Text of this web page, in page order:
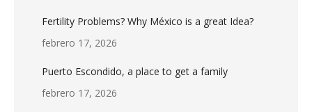
Fertility Problems? Why México is a great Idea?
febrero 17, 2026
Puerto Escondido, a place to get a family
febrero 17, 2026